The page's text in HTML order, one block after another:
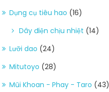
Dụng cụ tiêu hao (16)
Dây điện chịu nhiệt (14)
Lưỡi dao (24)
Mitutoyo (28)
Mũi Khoan - Phay - Taro (43)